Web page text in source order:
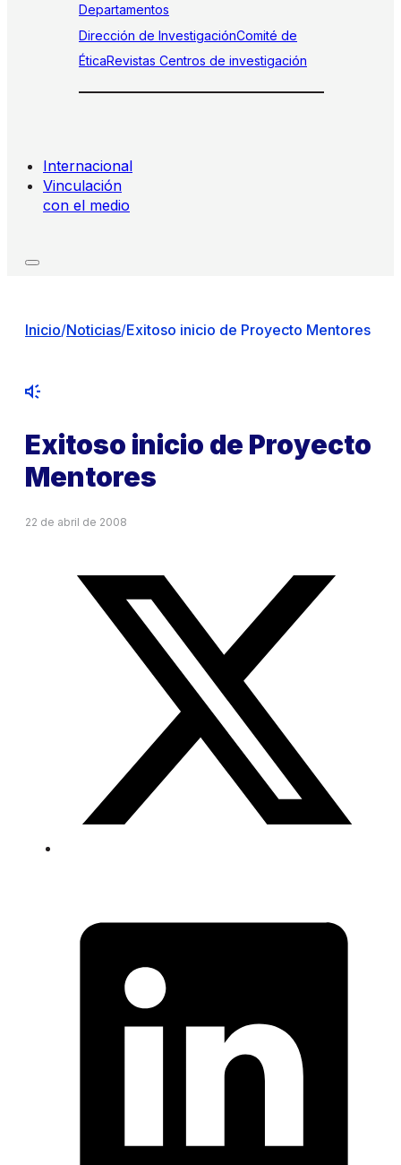
Departamentos
Dirección de InvestigaciónComité de
ÉticaRevistas Centros de investigación
Internacional
Vinculación
con el medio
Inicio/Noticias/Exitoso inicio de Proyecto Mentores
Exitoso inicio de Proyecto
Mentores
22 de abril de 2008